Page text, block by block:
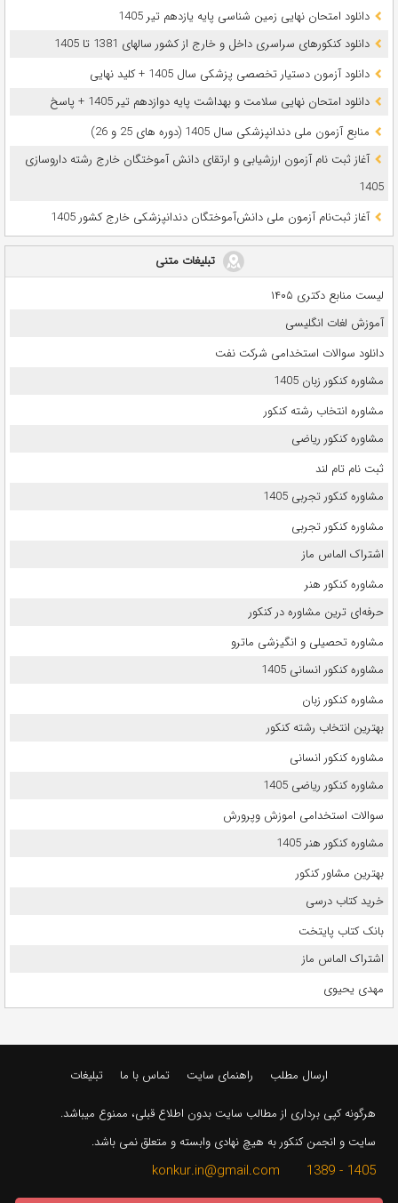
دانلود امتحان نهایی زمین شناسی پایه یازدهم تیر 1405
دانلود کنکورهای سراسری داخل و خارج از کشور سالهای 1381 تا 1405
دانلود آزمون دستیار تخصصی پزشکی سال 1405 + کلید نهایی
دانلود امتحان نهایی سلامت و بهداشت پایه دوازدهم تیر 1405 + پاسخ
ﻣﻨﺎﺑﻊ آزﻣﻮن ﻣﻠﯽ دندانپزشکی سال 1405 (دوره های 25 و 26)
آغاز ثبت نام آزمون‌ ارزشیابی و ارتقای دانش آموختگان خارج رشته داروسازی
1405
آغاز ثبت‌نام آزمون ملی دانش‌آموختگان دندانپزشکی خارج کشور 1405
تبلیغات متنی
لیست منابع دکتری ۱۴۰۵
آموزش لغات انگلیسی
دانلود سوالات استخدامی شرکت نفت
مشاوره کنکور زبان 1405
مشاوره انتخاب رشته کنکور
مشاوره کنکور ریاضی
ثبت نام تام لند
مشاوره کنکور تجربی 1405
مشاوره کنکور تجربی
اشتراک الماس ماز
مشاوره کنکور هنر
حرفه‌ای ترین مشاوره در کنکور
مشاوره تحصیلی و انگیزشی ماترو
مشاوره کنکور انسانی 1405
مشاوره کنکور زبان
بهترین انتخاب رشته کنکور
مشاوره کنکور انسانی
مشاوره کنکور ریاضی 1405
سوالات استخدامی اموزش وپرورش
مشاوره کنکور هنر 1405
بهترین مشاور کنکور
خرید کتاب درسی
بانک کتاب پایتخت
اشتراک الماس ماز
مهدی یحیوی
ارسال مطلب راهنمای سایت تماس با ما تبلیغات
هرگونه کپی برداری از مطالب سایت بدون اطلاع قبلی، ممنوع میباشد.
سایت و انجمن کنکور به هیچ نهادی وابسته و متعلق نمی باشد.
1405 - 1389 konkur.in@gmail.com